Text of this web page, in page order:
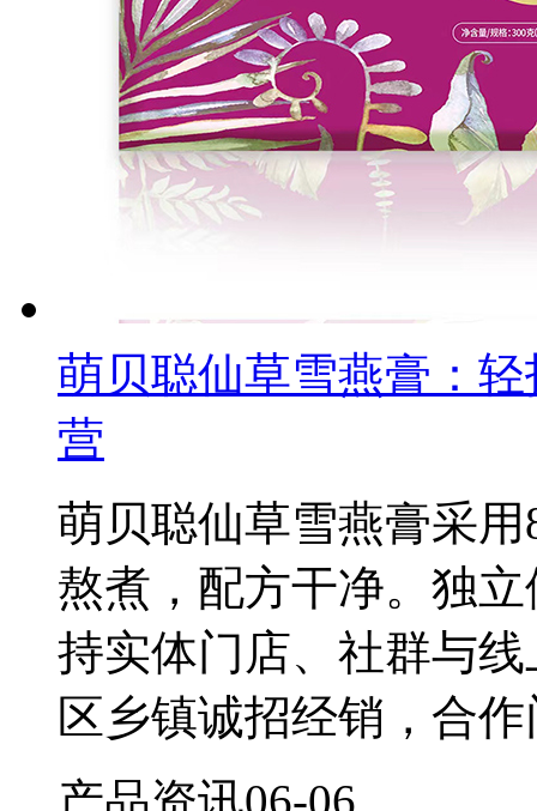
萌贝聪仙草雪燕膏：
营
萌贝聪仙草雪燕膏采
熬煮，配方干净。独
持实体门店、社群与
区乡镇诚招经销，合
产品资讯06-06